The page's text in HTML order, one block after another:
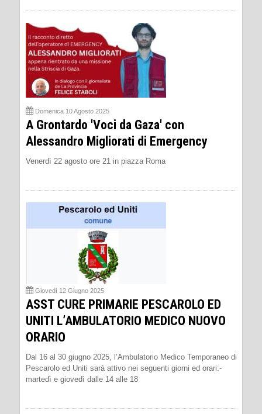
Domenica 10 Agosto 2025
A Grontardo 'Voci da Gaza' con
Alessandro Migliorati di Emergency
Venerdì 22 agosto ore 21 in piazza Roma
Giovedì 12 Giugno 2025
ASST CURE PRIMARIE PESCAROLO ED
UNITI L’AMBULATORIO MEDICO NUOVO
ORARIO
Dal 16 al 30 giugno 2025, l’Ambulatorio Medico Temporaneo di
Pescarolo ed Uniti sarà attivo nei seguenti giorni ed orari:-
martedì e giovedì dalle 14 alle 18